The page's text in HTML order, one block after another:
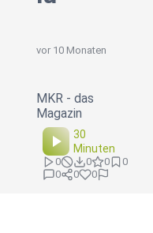
vor 10 Monaten
MKR - das
Magazin
30
Minuten
0 0 0
0
0
0 0